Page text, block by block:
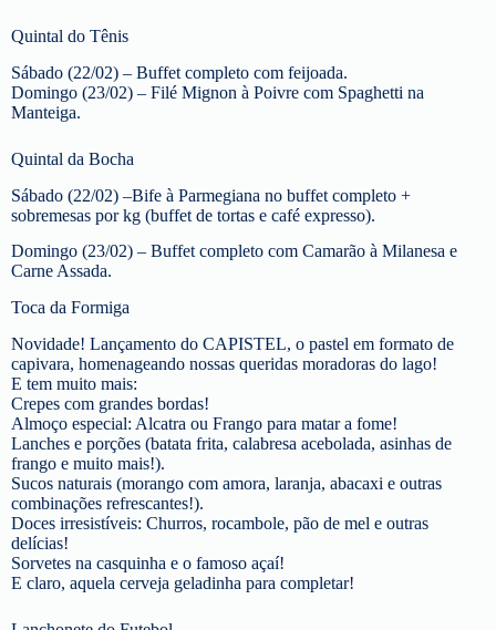
Quintal do Tênis
Sábado (22/02) – Buffet completo com feijoada.
Domingo (23/02) – Filé Mignon à Poivre com Spaghetti na
Manteiga.
Quintal da Bocha
Sábado (22/02) –Bife à Parmegiana no buffet completo +
sobremesas por kg (buffet de tortas e café expresso).
Domingo (23/02) – Buffet completo com Camarão à Milanesa e
Carne Assada.
Toca da Formiga
Novidade! Lançamento do CAPISTEL, o pastel em formato de
capivara, homenageando nossas queridas moradoras do lago!
E tem muito mais:
Crepes com grandes bordas!
Almoço especial: Alcatra ou Frango para matar a fome!
Lanches e porções (batata frita, calabresa acebolada, asinhas de
frango e muito mais!).
Sucos naturais (morango com amora, laranja, abacaxi e outras
combinações refrescantes!).
Doces irresistíveis: Churros, rocambole, pão de mel e outras
delícias!
Sorvetes na casquinha e o famoso açaí!
E claro, aquela cerveja geladinha para completar!